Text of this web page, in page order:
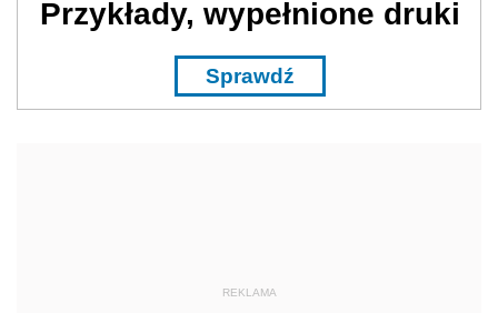
Przykłady, wypełnione druki
Sprawdź
REKLAMA